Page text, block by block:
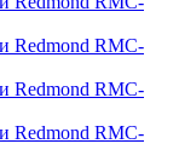
Redmond RMC-
Redmond RMC-
Redmond RMC-